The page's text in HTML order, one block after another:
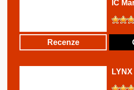
IC
Recenze
LYNX